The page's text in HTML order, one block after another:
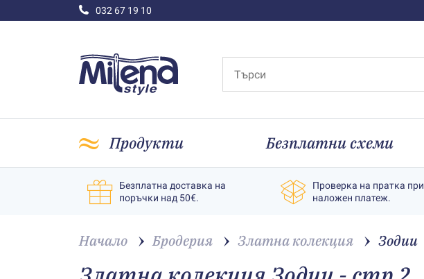
032 67 19 10
Продукти Безплатни схеми
Безплатна доставка на
поръчки над 50€.
Проверка на пратка при
наложен платеж.
Начало Бродерия Златна колекция Зодии